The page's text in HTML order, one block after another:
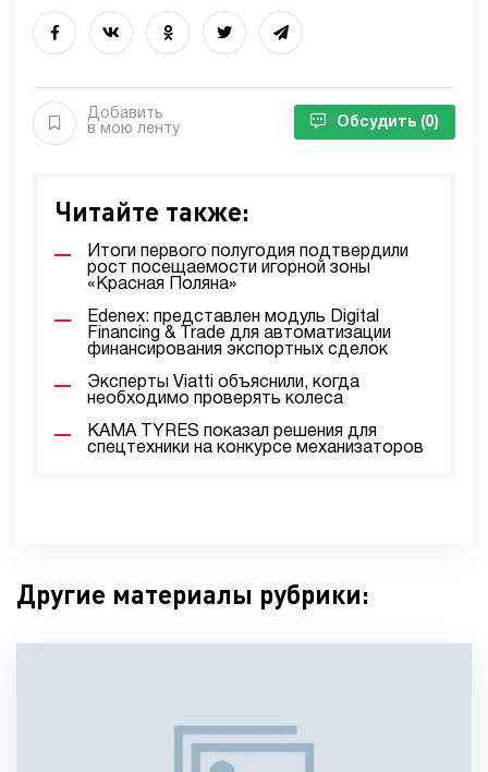
Добавить
в мою ленту
Обсудить (0)
Читайте также:
Итоги первого полугодия подтвердили
рост посещаемости игорной зоны
«Красная Поляна»
Edenex: представлен модуль Digital
Financing & Trade для автоматизации
финансирования экспортных сделок
Эксперты Viatti объяснили, когда
необходимо проверять колеса
KAMA TYRES показал решения для
спецтехники на конкурсе механизаторов
Другие материалы рубрики: